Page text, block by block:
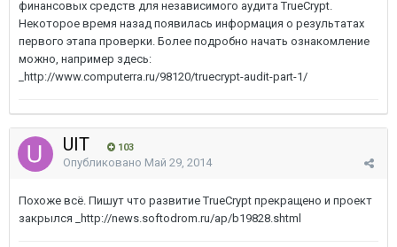
финансовых средств для независимого аудита TrueCrypt.
Некоторое время назад появилась информация о результатах
первого этапа проверки. Более подробно начать ознакомление
можно, например здесь:
_http://www.computerra.ru/98120/truecrypt-audit-part-1/
UIT 103
Опубликовано Май 29, 2014
Похоже всё. Пишут что развитие TrueCrypt прекращено и проект
закрылся _http://news.softodrom.ru/ap/b19828.shtml